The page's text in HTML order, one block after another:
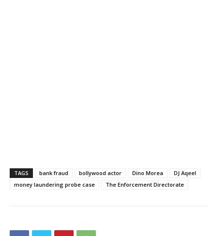
TAGS bank fraud bollywood actor Dino Morea
DJ Aqeel
money laundering probe case
The Enforcement Directorate